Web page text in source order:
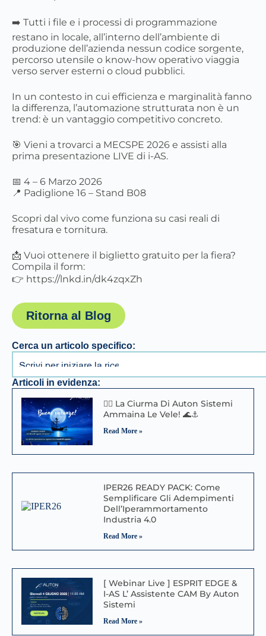
Ritorna al Blog
Cerca un articolo specifico:
Articoli in evidenza:
🏴‍☠️ La Ciurma Di Auton Sistemi
Ammaina Le Vele! 🌊⚓
Read More »
IPER26 READY PACK: Come
Semplificare Gli Adempimenti
Dell’Iperammortamento
Industria 4.0
Read More »
[ Webinar Live ] ESPRIT EDGE &
I-AS L’ Assistente CAM By Auton
Sistemi
Read More »
➡️ Tutti i file e i processi di programmazione
restano in locale, all’interno dell’ambiente di
produzione dell’azienda nessun codice sorgente,
percorso utensile o know-how operativo viaggia
verso server esterni o cloud pubblici.
In un contesto in cui efficienza e marginalità fanno
la differenza, l’automazione strutturata non è un
trend: è un vantaggio competitivo concreto.
🎯 Vieni a trovarci a MECSPE 2026 e assisti alla
prima presentazione LIVE di i-AS.
📅 4 – 6 Marzo 2026
📍 Padiglione 16 – Stand B08
Scopri dal vivo come funziona su casi reali di
fresatura e tornitura.
📩 Vuoi ottenere il biglietto gratuito per la fiera?
Compila il form:
👉 https://lnkd.in/dk4zqxZh